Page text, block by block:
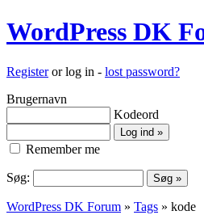
WordPress DK
Registeror log in - lost password?
Brugernavn
Kodeord
Remember me
Søg:
WordPress DK Forum » Tags » kode